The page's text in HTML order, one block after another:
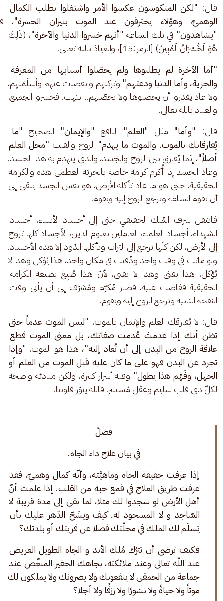
قال: "لكن المنكوسون عكسوا الأمر واشتغلوا بطلب الكمال
الوهميّ، وهؤلاء يحترقون عند الموت بنيران الحسرة"،
"يشاهدون" في تلك الساعة "أنهم خسروا الدنيا والآخرة"، (ذَٰلِكَ
هُوَ الْخُسْرَانُ الْمُبِينُ) [الزمر:15]، والعياذ بالله تعالى.
"أما الآخرة لم يطلبوها ولم يحصّلوا أسبابها من المعرفة
والحرية، وأما الدنيا ودعتهم" وتركتهم وانفصلت عنهم وأسلَمَتهم،
ولا عاد يقدروا أن يحصلوها ولا تحصّلهم.. انتهت. فخسروا الجميع،
والعياذ بالله تعالى.
قال: "وأما" مثل "العلم" النافع "والإيمان" الصحيح "ما
يُفارقانك بالموت. والموت ما يهدم" الروح والقلب "محل العلم
أصلاً"، إنّما يُفارق بين الروح والجسد، والذي ينهدم به هذا الجسد.
وعاد الجسد إذا أُكرم كرامة خاصة بالحريّة العظمى هذه والكرامة
الحقيقية، حتى هو ما عاد تأكله الأرض، هو نفس الجسد يبقى إلى
أن تقوم الساعة وترجع الروح إليه ويقوم.
فانتقل شرف المُلك الحقيقي حتى إلى أجساد الأنبياء، أجساد
الشهداء، أجساد العلماء، العاملين بعلوم الدين، الأجساد كلها تروح
إلى الأرض، لكن كلّها ترجع إلى التراب ويأكلها الدّود إلا هذه الأجساد.
ولو ماتت في وقت واحد ودُفنت في مكان واحد، هذا يُؤكل وهذا لا
يُؤكل، هذا يفنى وهذا لا يفنى، لأنّ هذا صُبِغ بصبغة الكرامة
الحقيقية ففاضت عليه، فصار مُكرّم ومُشرّف إلى أن يأتي وقت
النفخة الثانية وترجع الروح إليه ويقوم.
قال: لا يُفارقك العلم والإيمان بالموت، "ليس الموت عدماً حتى
تظن أنك إذا عدمتَ عُدمت صفاتك، بل معنى الموت قطع
علاقة الروح من البدن إلى أن تُعاد إليه"، هذا هو الموت، "وإذا
تجرد عن البدن فهو على ما كان عليه قبل الموت من العلم أو
الجهل، وفَهْم هذا يطول" وفيه أسرار كبيرة، ولكن مبادئه واضحة
لكلّ ذي قلب سليم وعقل مُستنير. فالله ينوّر قلوبنا.
فصلٌ
في بيان علاج داء الجاه.
إذا عرفت حقيقة الجاه وماهيَّته، وأنّه كمال وهميّ، فقد
عرفت طريق العلاج في قمع حبه من القلب. إذا علمت أنّ
أهل الأرض لو سجدوا لك مثلا، لما بقي إلى مدة قريبة لا
السّاجد و لا المسجود له. كيف ويشَحّ الدّهر عليك بأن
يَسلَم لك الملك في محلّتك فضلا عن قريتك أو بلدتك؟
فكيف ترضى أن تترُك مُلك الأبد و الجاه الطويل العريض
عند اللّه تعالى وعند ملائكته، بجاهك الحقير المنغّص عند
جماعة من الحمقى لا ينفعونك ولا يضرونك ولا يملكون لك
موتاً ولا حياةً ولا نشورًا ولا رزقًا ولا أجلا؟